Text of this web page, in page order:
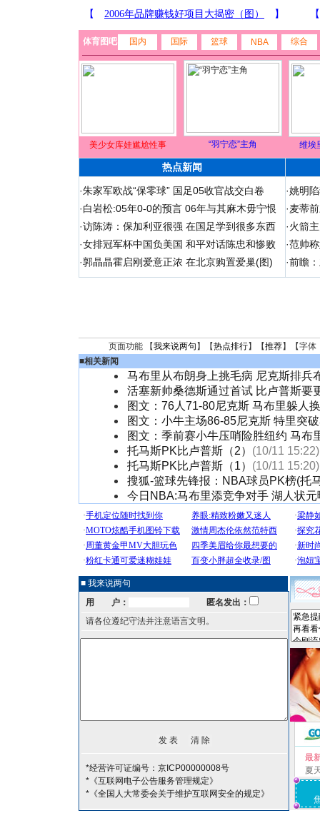
体育图吧 国内 国际 篮球 NBA 综合
美少女库娃尴尬性事 “羽宁恋”主角 维埃
热点新闻
·朱家军欧战“保零球” 国足05收官战交白卷
·白岩松:05年0-0的预言 06年与其麻木毋宁恨
·访陈涛：保加利亚很强 在国足学到很多东西
·女排冠军杯中国负美国 和平对话陈忠和惨败
·郭晶晶霍启刚爱意正浓 在北京购置爱巢(图)
·姚明
·麦蒂
·火箭
·范帅
·前瞻
页面功能 【我来说两句 】【热点排行】【推荐】【字体
■相关新闻
马布里从布朗身上挑毛病 尼克斯排兵
活塞新帅桑德斯通过首试 比卢普斯要
图文：76人71-80尼克斯 马布里躲人
图文：小牛主场86-85尼克斯 特里突
图文：季前赛小牛压哨险胜纽约 马布
托马斯PK比卢普斯（2） (10/11 15:22)
托马斯PK比卢普斯（1） (10/11 15:20)
搜狐-篮球先锋报：NBA球员PK榜(托
今日NBA:马布里添竞争对手 湖人状
■ 我来说两句
用 户：
匿名发出：
请各位遵纪守法并注意语言文明。
*经营许可证编号：京ICP00000008号
*《互联网电子公告服务管理规定》
*《全国人大常委会关于维护互联网安全的规定》
最
夏